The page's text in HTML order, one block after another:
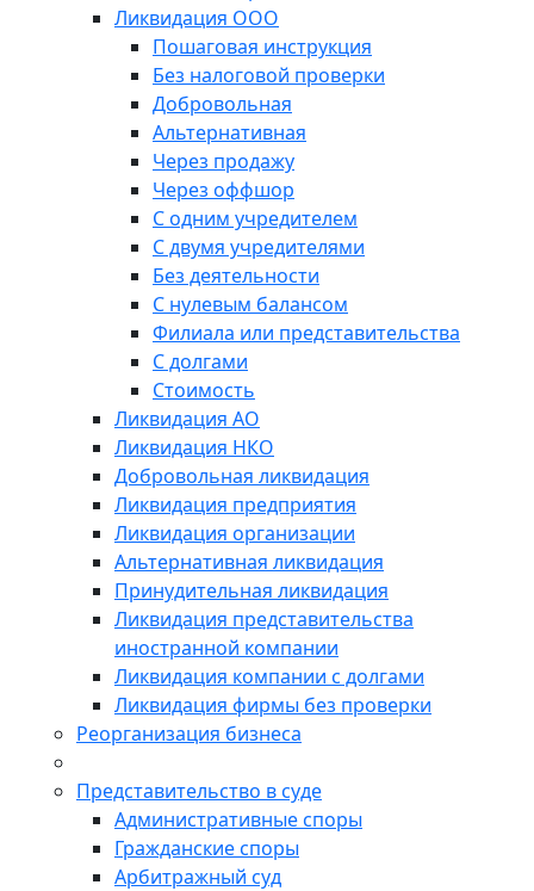
Ликвидация ООО
Пошаговая инструкция
Без налоговой проверки
Добровольная
Альтернативная
Через продажу
Через оффшор
С одним учредителем
С двумя учредителями
Без деятельности
С нулевым балансом
Филиала или представительства
С долгами
Стоимость
Ликвидация АО
Ликвидация НКО
Добровольная ликвидация
Ликвидация предприятия
Ликвидация организации
Альтернативная ликвидация
Принудительная ликвидация
Ликвидация представительства
иностранной компании
Ликвидация компании с долгами
Ликвидация фирмы без проверки
Реорганизация бизнеса
Представительство в суде
Административные споры
Гражданские споры
Арбитражный суд